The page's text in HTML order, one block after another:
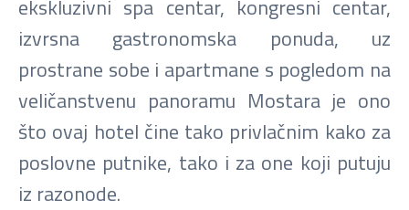
ekskluzivni spa centar, kongresni centar,
izvrsna gastronomska ponuda, uz
prostrane sobe i apartmane s pogledom na
veličanstvenu panoramu Mostara je ono
što ovaj hotel čine tako privlačnim kako za
poslovne putnike, tako i za one koji putuju
iz razonode.